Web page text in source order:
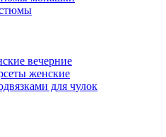
вечерние
женские
для чулок